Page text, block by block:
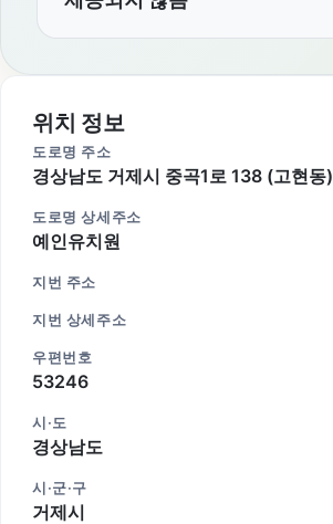
위치 정보
도로명 주소
경상남도 거제시 중곡1로 138 (고현동)
도로명 상세주소
예인유치원
지번 주소
지번 상세주소
우편번호
53246
시·도
경상남도
시·군·구
거제시